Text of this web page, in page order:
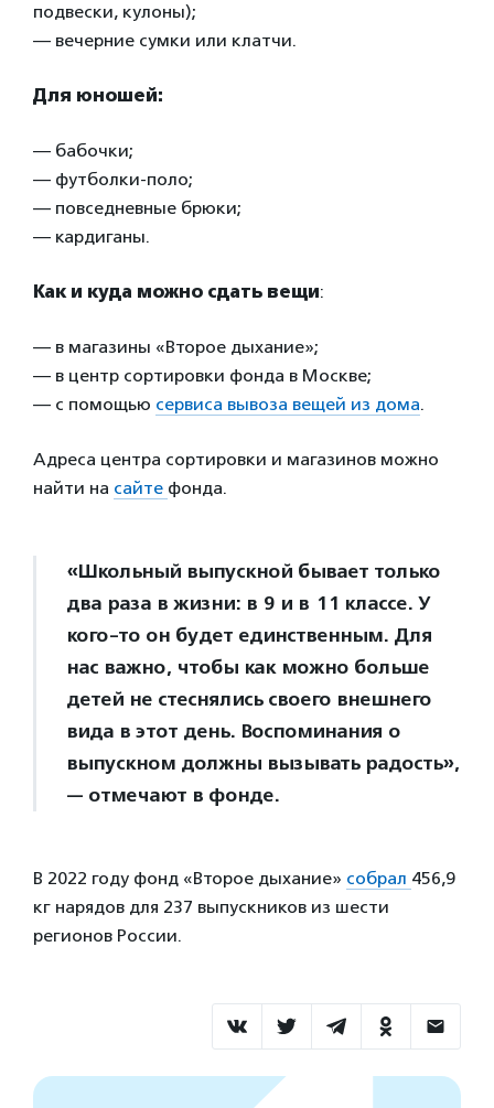
подвески, кулоны);
— вечерние сумки или клатчи.
Для юношей:
— бабочки;
— футболки-поло;
— повседневные брюки;
— кардиганы.
Как и куда можно сдать вещи:
— в магазины «Второе дыхание»;
— в центр сортировки фонда в Москве;
— с помощью сервиса вывоза вещей из дома.
Адреса центра сортировки и магазинов можно
найти на сайте фонда.
«Школьный выпускной бывает только
два раза в жизни: в 9 и в 11 классе. У
кого-то он будет единственным. Для
нас важно, чтобы как можно больше
детей не стеснялись своего внешнего
вида в этот день. Воспоминания о
выпускном должны вызывать радость»,
— отмечают в фонде.
В 2022 году фонд «Второе дыхание» собрал 456,9
кг нарядов для 237 выпускников из шести
регионов России.